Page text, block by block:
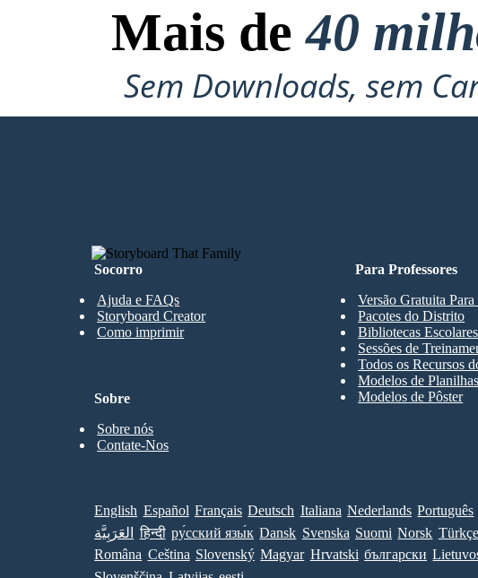
Mais de40
Sem Downloads, sem
Socorro
Ajuda e FAQs
Storyboard Creator
Como imprimir
Para Professores
Versão Gratuita Para
Pacotes do Distrito
Bibliotecas
Sessões de
Todos os Recursos
Modelos de Planilhas
Modelos de Pôster
Sobre
Sobre nós
Contate-Nos
English Español Français Deutsch Italiana Nederlands Português
العَرَبِيَّة
हिन्दी ру́сский язы́к Dansk Svenska Suomi Norsk Türkçe
Româna Ceština Slovenský Magyar Hrvatski български